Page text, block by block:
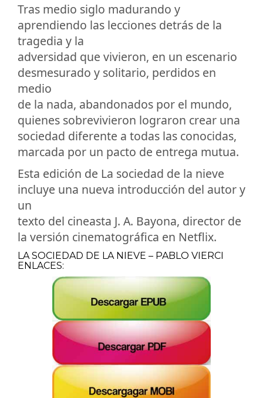
Tras medio siglo madurando y
aprendiendo las lecciones detrás de la
tragedia y la
adversidad que vivieron, en un escenario
desmesurado y solitario, perdidos en
medio
de la nada, abandonados por el mundo,
quienes sobrevivieron lograron crear una
sociedad diferente a todas las conocidas,
marcada por un pacto de entrega mutua.
Esta edición de La sociedad de la nieve
incluye una nueva introducción del autor y
un
texto del cineasta J. A. Bayona, director de
la versión cinematográfica en Netflix.
LA SOCIEDAD DE LA NIEVE – PABLO VIERCI
ENLACES: